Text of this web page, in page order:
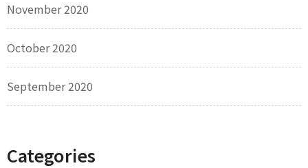
November 2020
October 2020
September 2020
Categories